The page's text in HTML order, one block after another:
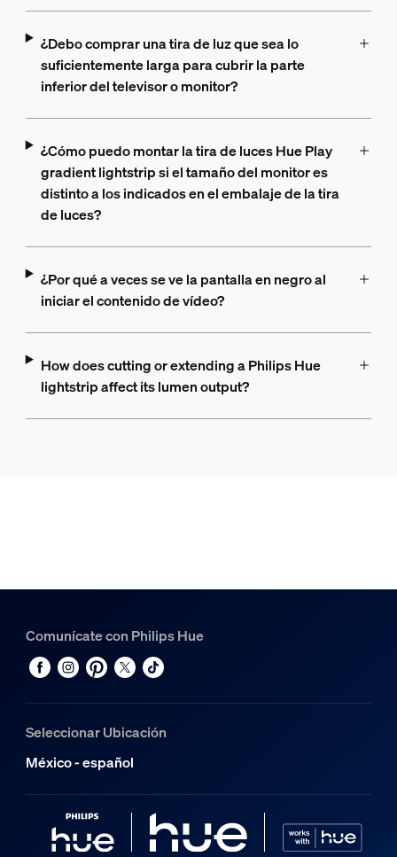
¿Debo comprar una tira de luz que sea lo
suficientemente larga para cubrir la parte
inferior del televisor o monitor?
¿Cómo puedo montar la tira de luces Hue Play
gradient lightstrip si el tamaño del monitor es
distinto a los indicados en el embalaje de la tira
de luces?
¿Por qué a veces se ve la pantalla en negro al
iniciar el contenido de vídeo?
How does cutting or extending a Philips Hue
lightstrip affect its lumen output?
Comunícate con Philips Hue
Seleccionar Ubicación
México - español